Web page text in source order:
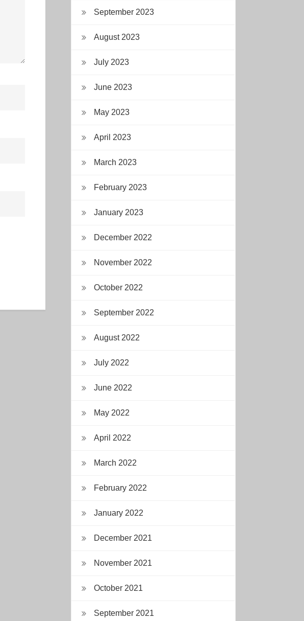
September 2023
August 2023
July 2023
June 2023
May 2023
April 2023
March 2023
February 2023
January 2023
December 2022
November 2022
October 2022
September 2022
August 2022
July 2022
June 2022
May 2022
April 2022
March 2022
February 2022
January 2022
December 2021
November 2021
October 2021
September 2021